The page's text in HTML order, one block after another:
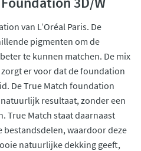
van L’Oréal Paris. De
pigmenten om de
te kunnen matchen. De mix
er voor dat de foundation
De True Match foundation
resultaat, zonder een
True Match staat daarnaast
bestandsdelen, waardoor deze
natuurlijke dekking geeft,